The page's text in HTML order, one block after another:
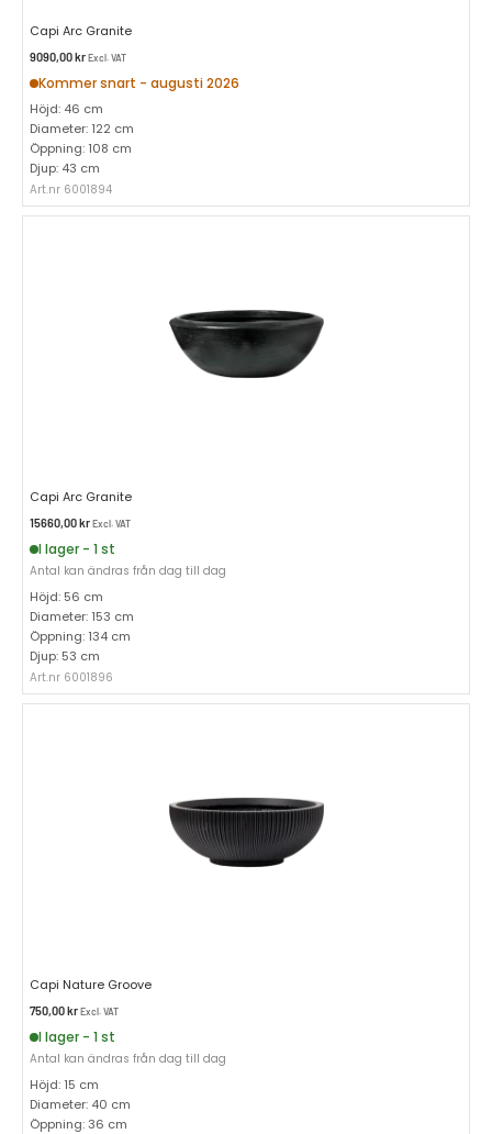
Capi Arc Granite
9090,00krExcl. VAT
Kommer snart - augusti 2026
Höjd: 46 cm
Diameter: 122 cm
Öppning: 108 cm
Djup: 43 cm
Art.nr 6001894
Capi Arc Granite
15660,00krExcl. VAT
I lager - 1 st
Antal kan ändras från dag till dag
Höjd: 56 cm
Diameter: 153 cm
Öppning: 134 cm
Djup: 53 cm
Art.nr 6001896
Capi Nature Groove
750,00krExcl. VAT
I lager - 1 st
Antal kan ändras från dag till dag
Höjd: 15 cm
Diameter: 40 cm
Öppning: 36 cm